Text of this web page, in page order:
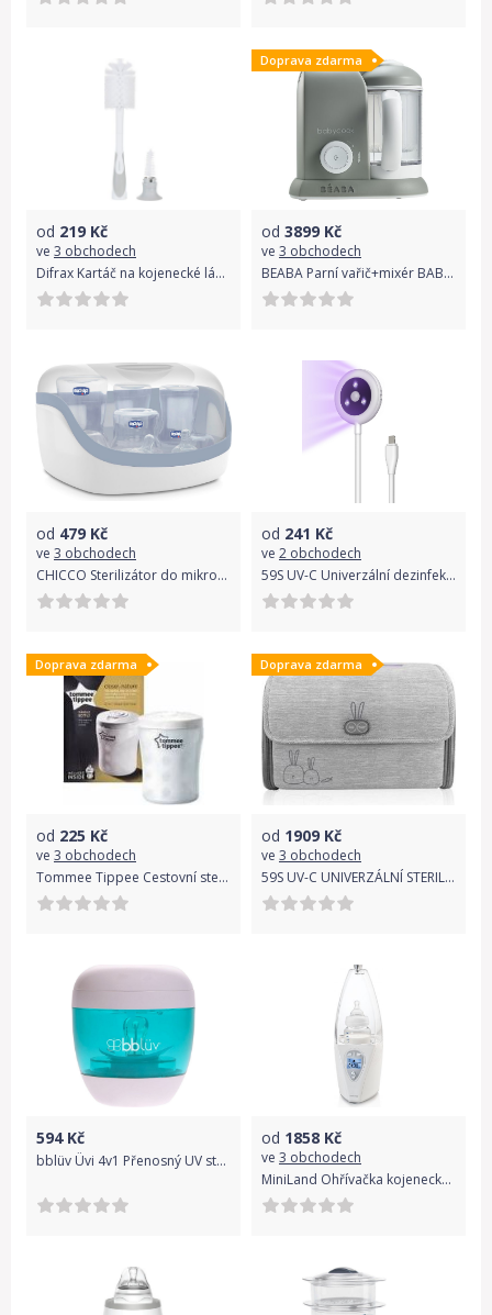
od 219 Kč
ve 3 obchodech
Difrax Kartáč na kojenecké láhve, 2v1 Deluxe
Doprava zdarma
od 3899 Kč
ve 3 obchodech
BEABA Parní vařič+mixér BABYCOOK SOLO, šedá
od 479 Kč
ve 3 obchodech
CHICCO Sterilizátor do mikrovlnné trouby
od 241 Kč
ve 2 obchodech
59S UV-C Univerzální dezinfekční lampa miniSUN2 Lightning
Doprava zdarma
od 225 Kč
ve 3 obchodech
Tommee Tippee Cestovní sterilizátor na kojeneckou láhev C2N
Doprava zdarma
od 1909 Kč
ve 3 obchodech
59S UV-C UNIVERZÁLNÍ STERILIZAČNÍ TAŠKA P18
594Kč
bblüv Üvi 4v1 Přenosný UV sterilizátor
od 1858 Kč
ve 3 obchodech
MiniLand Ohřívačka kojeneckých lahví Warmy Advanced Silver